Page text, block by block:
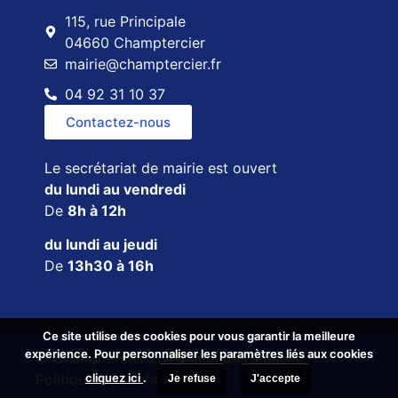
115, rue Principale
04660 Champtercier
mairie@champtercier.fr
04 92 31 10 37
Contactez-nous
Le secrétariat de mairie est ouvert
du lundi au vendredi
De 8h à 12h
du lundi au jeudi
De 13h30 à 16h
© Champtercier 2026Mentions légales
Politique de confidentialité
Ce site utilise des cookies pour vous garantir la meilleure
expérience. Pour personnaliser les paramètres liés aux cookies
cliquez ici . Je refuse J'accepte
Ce site utilise des cookies pour vous garantir la meilleure
expérience. Pour personnaliser les paramètres liés aux cookies
cliquez ici . Je refuse J'accepte